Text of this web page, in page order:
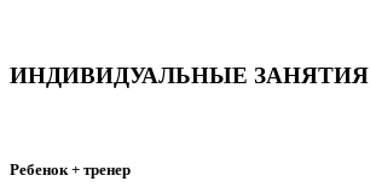
ИНДИВИДУАЛЬНЫЕ ЗАНЯТИЯ
Ребенок + тренер